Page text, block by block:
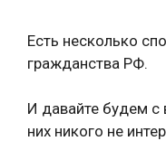
Есть несколько
гражданства РФ.
И давайте будем с
них никого не